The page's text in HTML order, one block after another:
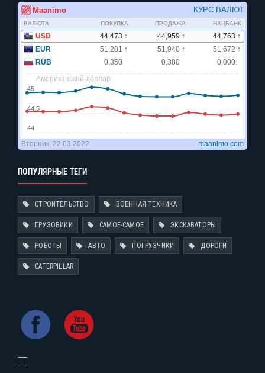
ПОПУЛЯРНЫЕ ТЕГИ
СТРОИТЕЛЬСТВО ВОЕННАЯ ТЕХНИКА
ГРУЗОВИКИ САМОЕ-САМОЕ ЭКСКАВАТОРЫ
РОБОТЫ АВТО ПОГРУЗЧИКИ ДОРОГИ
CATERPILLAR